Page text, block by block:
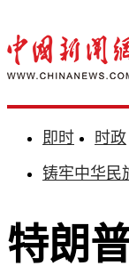
即时 时政
铸牢中华民
特朗